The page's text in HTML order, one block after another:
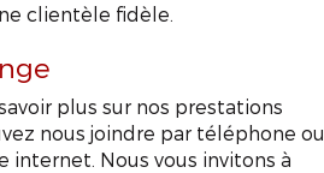
clientèle fidèle.
plus sur nos prestations
nous joindre par téléphone ou
Nous vous invitons à